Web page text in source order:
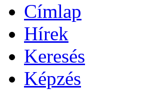
Címlap
Hírek
Keresés
Képzés